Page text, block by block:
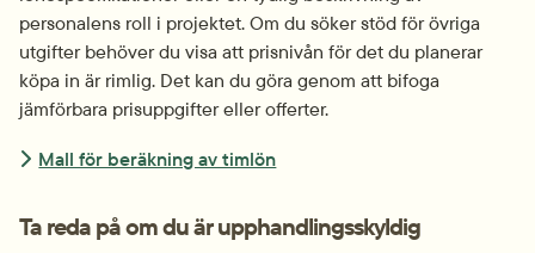
personalens roll i projektet. Om du söker stöd för övriga
utgifter behöver du visa att prisnivån för det du planerar
köpa in är rimlig. Det kan du göra genom att bifoga
jämförbara prisuppgifter eller offerter.
Mall för beräkning av timlön
Ta reda på om du är upphandlingsskyldig